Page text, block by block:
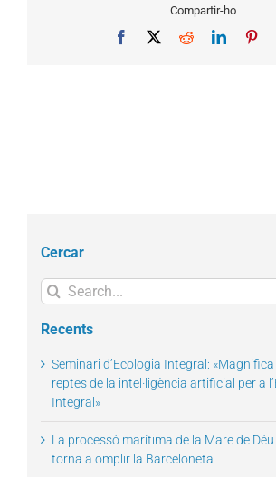
Compartir-ho
Facebook Reddit
Cercar
Search
for:
Recents
Seminari d’Ecologia Integral:
reptes de la intel·ligència artificial per a
Integral»
La processó marítima de la Mare de
torna a omplir la Barceloneta